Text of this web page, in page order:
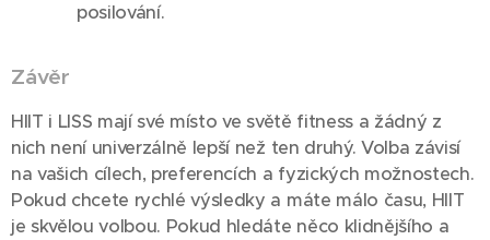
posilování.
Závěr
HIIT i LISS mají své místo ve světě fitness a žádný z
nich není univerzálně lepší než ten druhý. Volba závisí
na vašich cílech, preferencích a fyzických možnostech.
Pokud chcete rychlé výsledky a máte málo času, HIIT
je skvělou volbou. Pokud hledáte něco klidnějšího a